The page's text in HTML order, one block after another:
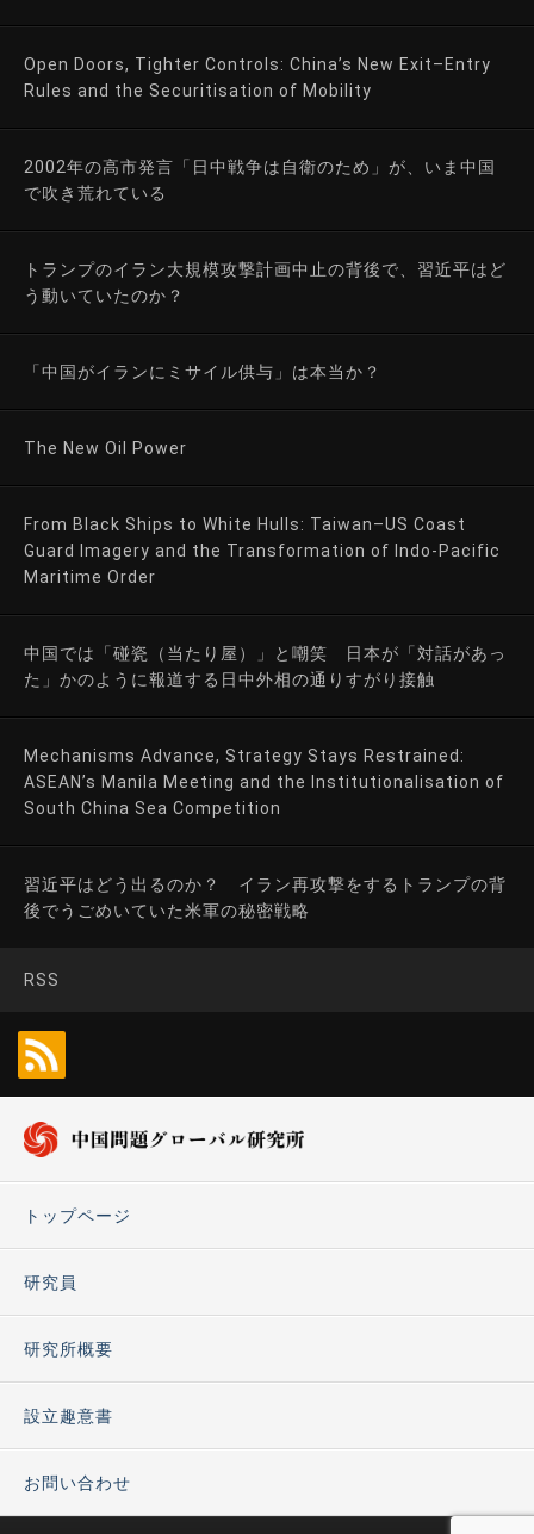
Open Doors, Tighter Controls: China’s New Exit–Entry
Rules and the Securitisation of Mobility
2002年の高市発言「日中戦争は自衛のため」が、いま中国
で吹き荒れている
トランプのイラン大規模攻撃計画中止の背後で、習近平はど
う動いていたのか？
「中国がイランにミサイル供与」は本当か？
The New Oil Power
From Black Ships to White Hulls: Taiwan–US Coast
Guard Imagery and the Transformation of Indo-Pacific
Maritime Order
中国では「碰瓷（当たり屋）」と嘲笑 日本が「対話があっ
た」かのように報道する日中外相の通りすがり接触
Mechanisms Advance, Strategy Stays Restrained:
ASEAN’s Manila Meeting and the Institutionalisation of
South China Sea Competition
習近平はどう出るのか？ イラン再攻撃をするトランプの背
後でうごめいていた米軍の秘密戦略
RSS
トップページ
研究員
研究所概要
設立趣意書
お問い合わせ